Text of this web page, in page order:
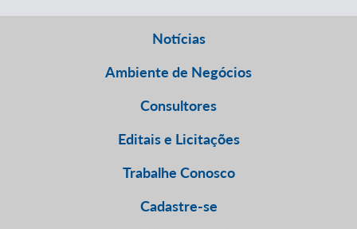
Notícias
Ambiente de Negócios
Consultores
Editais e Licitações
Trabalhe Conosco
Cadastre-se